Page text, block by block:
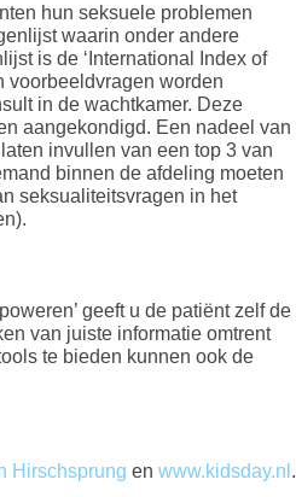
hun seksuele problemen
waarin onder andere
is de ‘International Index of
voorbeeldvragen worden
in de wachtkamer. Deze
aangekondigd. Een nadeel van
invullen van een top 3 van
binnen de afdeling moeten
seksualiteitsvragen in het
geeft u de patiënt zelf de
van juiste informatie omtrent
te bieden kunnen ook de
Hirschsprung en www.kidsday.nl.